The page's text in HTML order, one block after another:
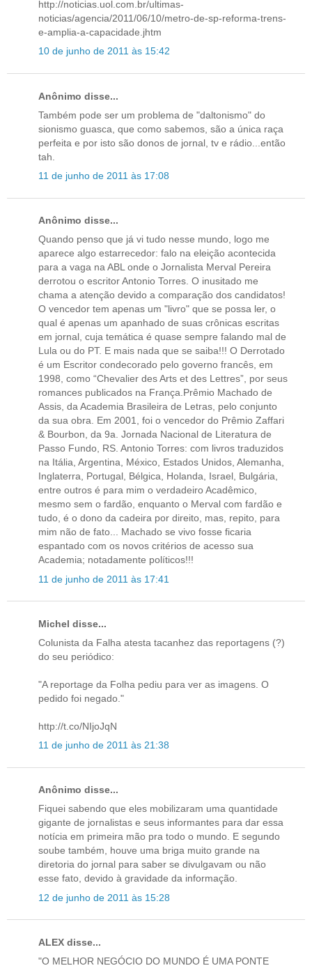
http://noticias.uol.com.br/ultimas-
noticias/agencia/2011/06/10/metro-de-sp-reforma-trens-
e-amplia-a-capacidade.jhtm
10 de junho de 2011 às 15:42
Anônimo disse...
Também pode ser um problema de "daltonismo" do
sionismo guasca, que como sabemos, são a única raça
perfeita e por isto são donos de jornal, tv e rádio...então
tah.
11 de junho de 2011 às 17:08
Anônimo disse...
Quando penso que já vi tudo nesse mundo, logo me
aparece algo estarrecedor: falo na eleição acontecida
para a vaga na ABL onde o Jornalista Merval Pereira
derrotou o escritor Antonio Torres. O inusitado me
chama a atenção devido a comparação dos candidatos!
O vencedor tem apenas um "livro" que se possa ler, o
qual é apenas um apanhado de suas crônicas escritas
em jornal, cuja temática é quase sempre falando mal de
Lula ou do PT. E mais nada que se saiba!!! O Derrotado
é um Escritor condecorado pelo governo francês, em
1998, como “Chevalier des Arts et des Lettres”, por seus
romances publicados na França.Prêmio Machado de
Assis, da Academia Brasileira de Letras, pelo conjunto
da sua obra. Em 2001, foi o vencedor do Prêmio Zaffari
& Bourbon, da 9a. Jornada Nacional de Literatura de
Passo Fundo, RS. Antonio Torres: com livros traduzidos
na Itália, Argentina, México, Estados Unidos, Alemanha,
Inglaterra, Portugal, Bélgica, Holanda, Israel, Bulgária,
entre outros é para mim o verdadeiro Acadêmico,
mesmo sem o fardão, enquanto o Merval com fardão e
tudo, é o dono da cadeira por direito, mas, repito, para
mim não de fato... Machado se vivo fosse ficaria
espantado com os novos critérios de acesso sua
Academia; notadamente políticos!!!
11 de junho de 2011 às 17:41
Michel disse...
Colunista da Falha atesta tacanhez das reportagens (?)
do seu periódico:
"A reportage da Folha pediu para ver as imagens. O
pedido foi negado."
http://t.co/NIjoJqN
11 de junho de 2011 às 21:38
Anônimo disse...
Fiquei sabendo que eles mobilizaram uma quantidade
gigante de jornalistas e seus informantes para dar essa
notícia em primeira mão pra todo o mundo. E segundo
soube também, houve uma briga muito grande na
diretoria do jornal para saber se divulgavam ou não
esse fato, devido à gravidade da informação.
12 de junho de 2011 às 15:28
ALEX disse...
"O MELHOR NEGÓCIO DO MUNDO É UMA PONTE